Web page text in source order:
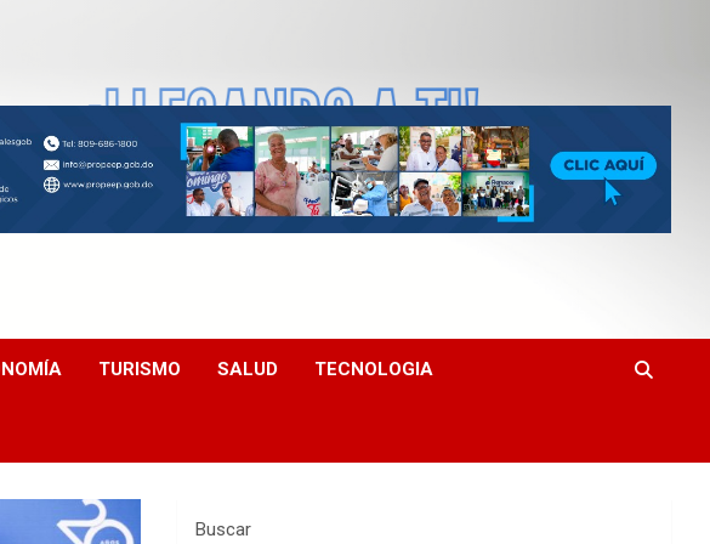
TURISMO SALUD TECNOLOGIA
Buscar